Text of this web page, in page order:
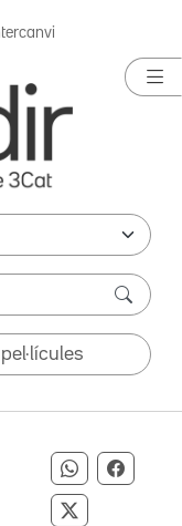
pel·lícules
Compartir
Compartir